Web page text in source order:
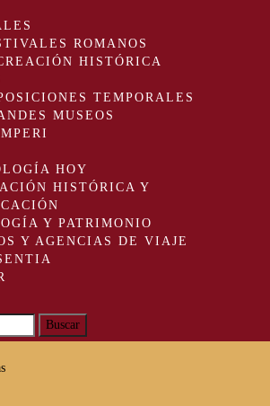
ROMANOS
HISTÓRICA
TEMPORALES
MUSEOS
HOY
HISTÓRICA Y
Y PATRIMONIO
Y AGENCIAS DE VIAJE